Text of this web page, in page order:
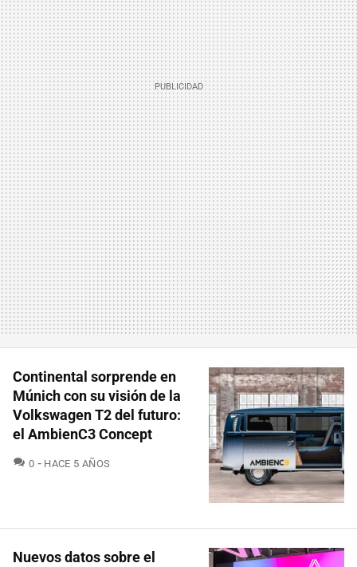
Continental sorprende en
Múnich con su visión de la
Volkswagen T2 del futuro:
el AmbienC3 Concept
0 COMENTARIOS
HACE 5 AÑOS
Nuevos datos sobre el